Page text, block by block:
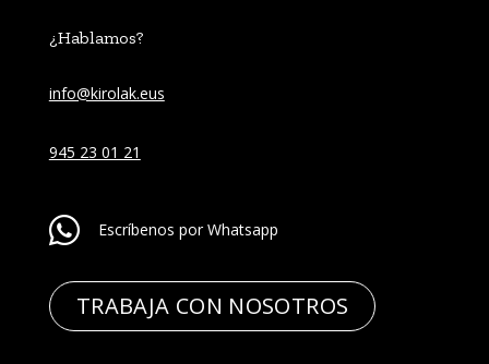
¿Hablamos?
info@kirolak.eus
945 23 01 21
Escríbenos por Whatsapp
TRABAJA CON NOSOTROS